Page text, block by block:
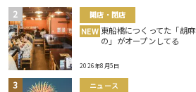
開店・閉店
NEW 東船橋につくってた「胡
の」がオープンしてる
2026年8月5日
ニュース